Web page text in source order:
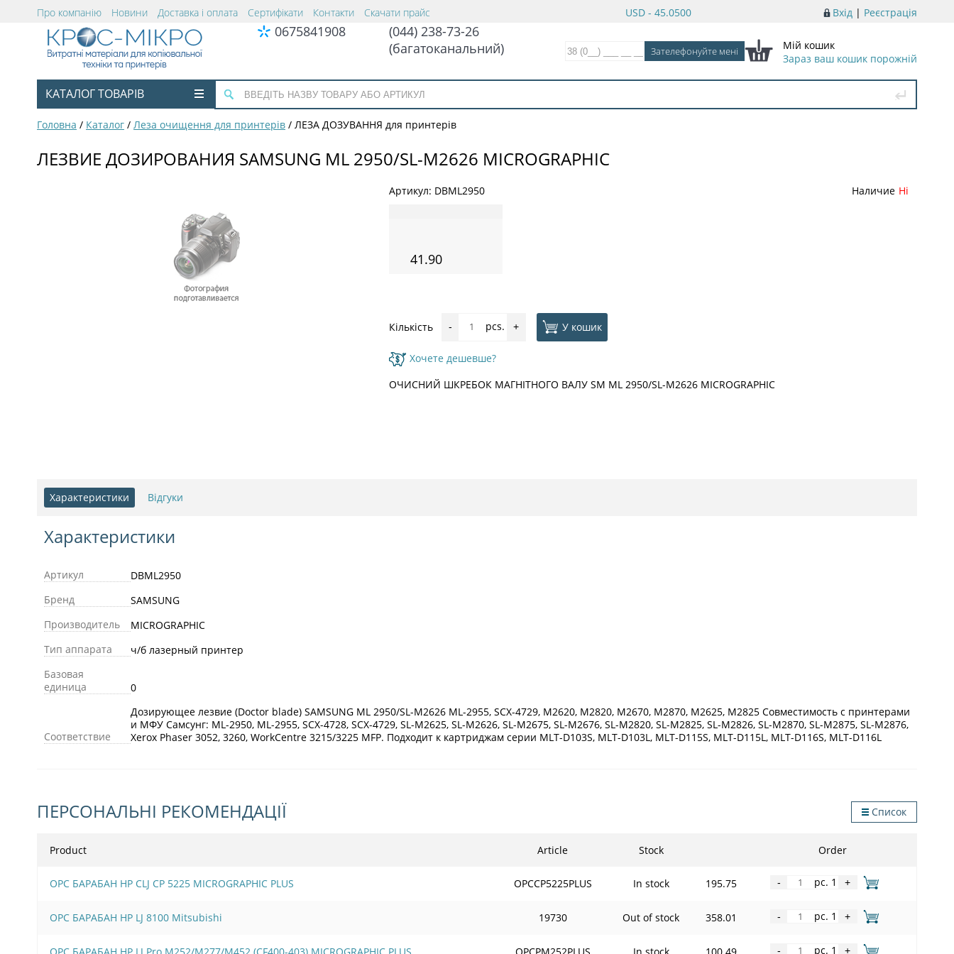
Вхід | Реєстрація
USD - 45.0500
Про компанію Новини Доставка і оплата Сертифікати Контакти Скачати прайс
0675841908
(044) 238-73-26
(багатоканальний)
Мій кошик
Зараз ваш кошик порожній
КАТАЛОГ ТОВАРІВ
Головна / Каталог / Леза очищення для принтерів / ЛЕЗА ДОЗУВАННЯ для принтерів
ЛЕЗВИЕ ДОЗИРОВАНИЯ SAMSUNG ML 2950/SL-M2626 MICROGRAPHIC
Артикул: DBML2950 Наличие Ні
41.90
Кількість - pcs. + У кошик
Хочете дешевше?
ОЧИСНИЙ ШКРЕБОК МАГНІТНОГО ВАЛУ SM ML 2950/SL-M2626 MICROGRAPHIC
Характеристики Відгуки
Характеристики
Артикул
DBML2950
Бренд
SAMSUNG
Производитель
MICROGRAPHIC
Тип аппарата
ч/б лазерный принтер
Базовая
единица
0
Соответствие
Дозирующее лезвие (Doctor blade) SAMSUNG ML 2950/SL-M2626 ML-2955, SCX-4729, M2620, M2820, M2670, M2870, M2625, M2825 Совместимость с принтерами
и МФУ Самсунг: ML-2950, ML-2955, SCX-4728, SCX-4729, SL-M2625, SL-M2626, SL-M2675, SL-M2676, SL-M2820, SL-M2825, SL-M2826, SL-M2870, SL-M2875, SL-M2876,
Xerox Phaser 3052, 3260, WorkCentre 3215/3225 MFP. Подходит к картриджам серии MLT-D103S, MLT-D103L, MLT-D115S, MLT-D115L, MLT-D116S, MLT-D116L
ПЕРСОНАЛЬНІ РЕКОМЕНДАЦІЇ Список
Product Article Stock Order
OPC БАРАБАН HP CLJ CP 5225 MICROGRAPHIC PLUS OPCCP5225PLUS In stock 195.75 - pc. 1 +
OPC БАРАБАН HP LJ 8100 Mitsubishi 19730 Out of stock 358.01 - pc. 1 +
OPC БАРАБАН HP LJ Pro M252/M277/M452 (CF400-403) MICROGRAPHIC PLUS OPCPM252PLUS In stock 100.49 - pc. 1 +